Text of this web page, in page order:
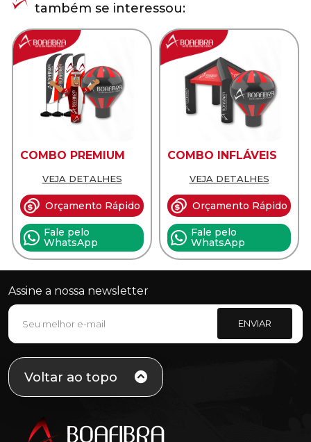
também se interessou:
COMBO PREMIUM
VEJA DETALHES
Orçamento Rápido
Fale pelo
WhatsApp
COMBO INFLÁVEIS
VEJA DETALHES
Orçamento Rápido
Fale pelo
WhatsApp
Assine a nossa newsletter
ENVIAR
Voltar ao topo